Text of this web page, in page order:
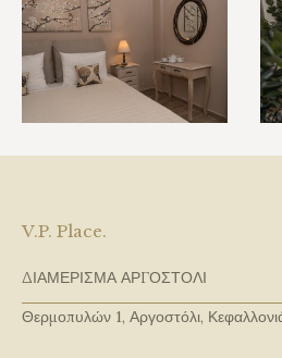
V.P. Place.
ΔΙΑΜΕΡΙΣΜΑ ΑΡΓΟΣΤΟΛΙ
Θερμοπυλών 1, Αργοστόλι,